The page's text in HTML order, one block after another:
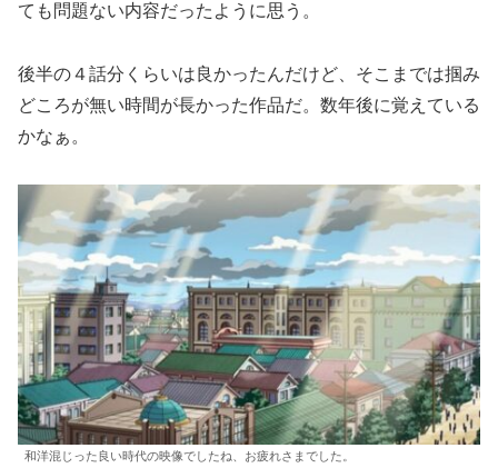
ても問題ない内容だったように思う。
後半の４話分くらいは良かったんだけど、そこまでは掴み
どころが無い時間が長かった作品だ。数年後に覚えている
かなぁ。
和洋混じった良い時代の映像でしたね、お疲れさまでした。